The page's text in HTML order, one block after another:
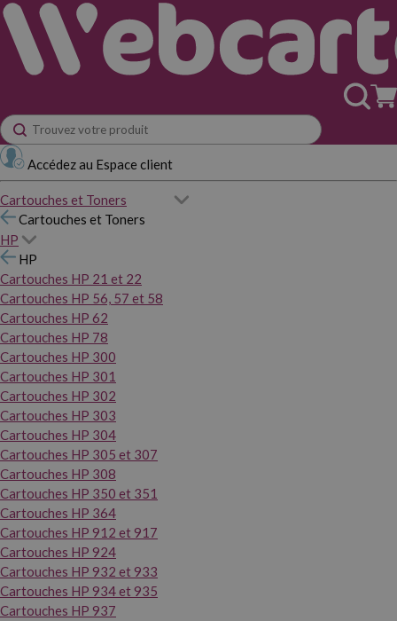
Accédez au Espace client
Cartouches et Toners
Cartouches et Toners
HP
HP
Cartouches HP 21 et 22
Cartouches HP 56, 57 et 58
Cartouches HP 62
Cartouches HP 78
Cartouches HP 300
Cartouches HP 301
Cartouches HP 302
Cartouches HP 303
Cartouches HP 304
Cartouches HP 305 et 307
Cartouches HP 308
Cartouches HP 350 et 351
Cartouches HP 364
Cartouches HP 912 et 917
Cartouches HP 924
Cartouches HP 932 et 933
Cartouches HP 934 et 935
Cartouches HP 937